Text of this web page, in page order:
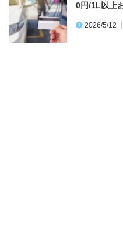
0円/1L以上
2026/5/12